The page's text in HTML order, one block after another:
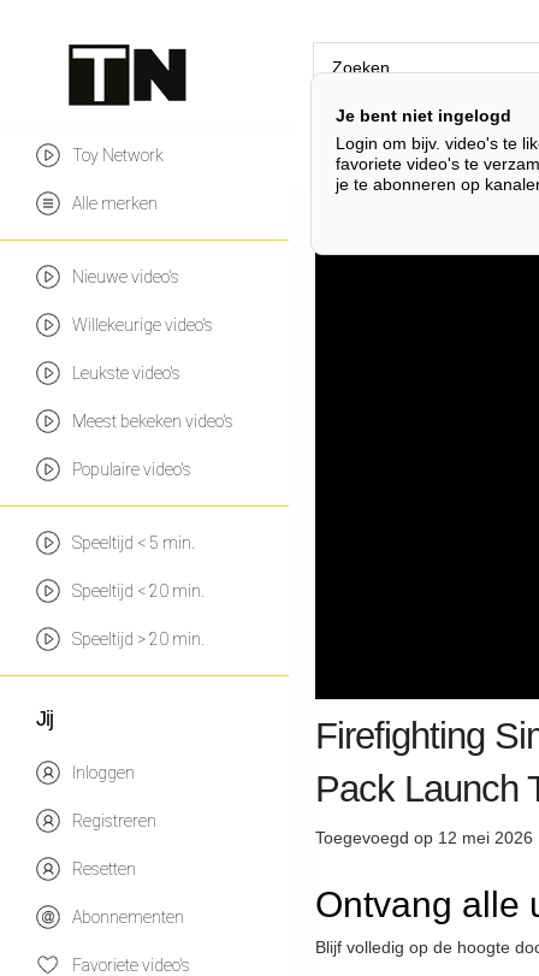
Je bent niet ingelogd
Login om bijv. video's te
favoriete video's te
je te abonneren op
Toy Network
Alle merken
Nieuwe video's
Willekeurige video's
Leukste video's
Meest bekeken video's
Populaire video's
Speeltijd < 5 min.
Speeltijd < 20 min.
Speeltijd > 20 min.
Jij
Inloggen
Registreren
Resetten
Abonnementen
Favoriete video's
Lego Super Mario
Firefighting
Pack Launch
Toegevoegd op 12 mei
Ontvang alle
Blijf volledig op de hoogte